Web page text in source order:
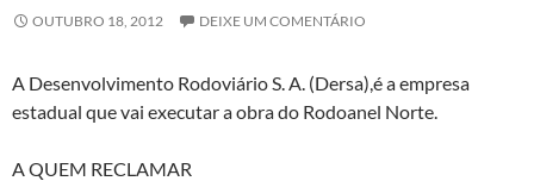
OUTUBRO 18, 2012 DEIXE UM COMENTÁRIO
A Desenvolvimento Rodoviário S. A. (Dersa),é a empresa
estadual que vai executar a obra do Rodoanel Norte.
A QUEM RECLAMAR